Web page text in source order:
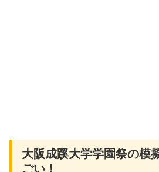
大阪成蹊大学学園祭の模
ごい！